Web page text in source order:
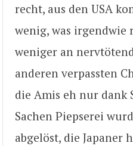
recht, aus den USA
wenig, was irgendwie
weniger an
anderen verpassten
die Amis eh nur dank
Sachen Piepserei
abgelöst, die Japaner